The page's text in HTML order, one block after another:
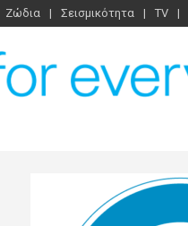
Ζώδια Σεισμικότητα TV